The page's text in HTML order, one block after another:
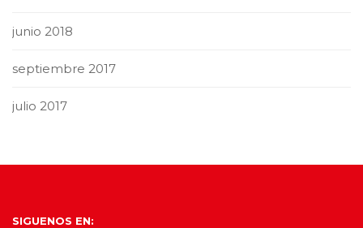
junio 2018
septiembre 2017
julio 2017
SIGUENOS EN: